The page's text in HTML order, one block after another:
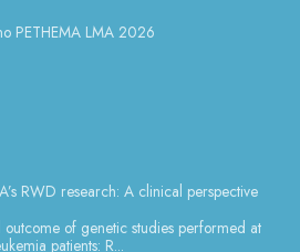
PETHEMA LMA 2026
RWD research: A clinical perspective
of genetic studies performed at
patients: R...